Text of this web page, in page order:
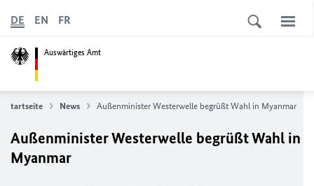
Auswärtiges Amt
DE EN FR
Startseite News Außenminister Westerwelle begrüßt Wahl in Myanmar
Außenminister Westerwelle begrüßt Wahl in
Myanmar